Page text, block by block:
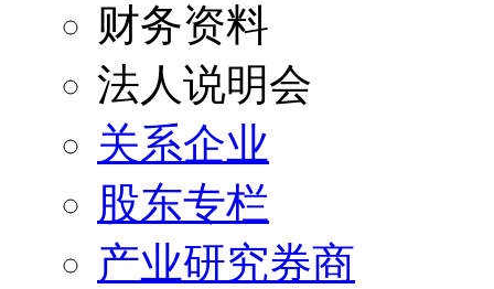
财务资料
法人说明会
关系企业
股东专栏
产业研究券商